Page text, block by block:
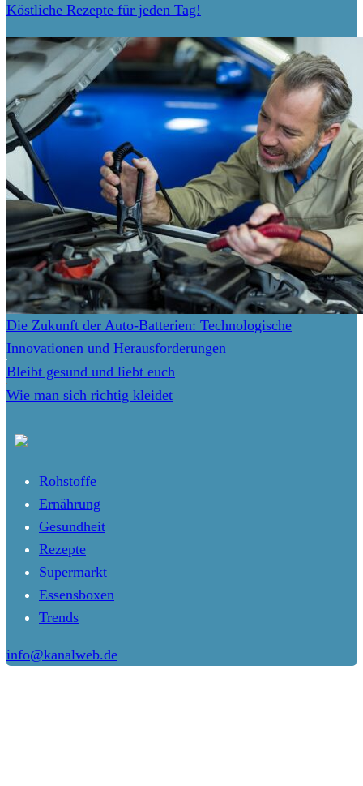
Köstliche Rezepte für jeden Tag!
Die Zukunft der Auto-Batterien: Technologische
Innovationen und Herausforderungen
Bleibt gesund und liebt euch
Wie man sich richtig kleidet
Rohstoffe
Ernährung
Gesundheit
Rezepte
Supermarkt
Essensboxen
Trends
info@kanalweb.de